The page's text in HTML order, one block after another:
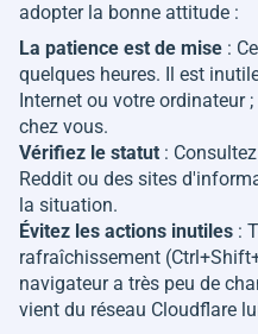
adopter la bonne attitude :
La patience est de mise :
quelques heures. Il est
Internet ou votre ordinateur
chez vous.
Vérifiez le statut :
Reddit ou des sites
la situation.
Évitez les actions inutiles :
rafraîchissement
navigateur a très peu de
vient du réseau Cloudflare